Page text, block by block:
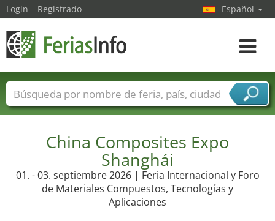
China Composites Expo
Shanghái
01. - 03. septiembre 2026 | Feria Internacional y Foro
de Materiales Compuestos, Tecnologías y
Aplicaciones
Login Registrado Español
toggle
Nombres de ferias Países
Ciudades
Sectores de proveedor de servicios